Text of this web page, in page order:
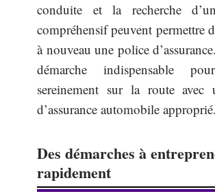
conduite et la recherche
compréhensif peuvent permettre
à nouveau une police
démarche indispensable
sereinement sur la route avec
d’assurance automobile approprié.
Des démarches à
rapidement